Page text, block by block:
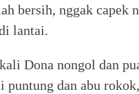
bersih, nggak capek
lantai.
Dona nongol dan
puntung dan abu